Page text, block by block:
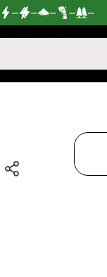
— — — — —